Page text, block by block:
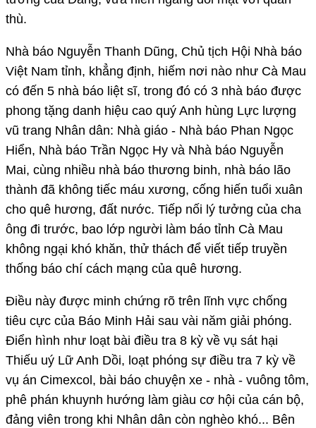
thù.
Nhà báo Nguyễn Thanh Dũng, Chủ tịch Hội Nhà báo
Việt Nam tỉnh, khẳng định, hiếm nơi nào như Cà Mau
có đến 5 nhà báo liệt sĩ, trong đó có 3 nhà báo được
phong tặng danh hiệu cao quý Anh hùng Lực lượng
vũ trang Nhân dân: Nhà giáo - Nhà báo Phan Ngọc
Hiển, Nhà báo Trần Ngọc Hy và Nhà báo Nguyễn
Mai, cùng nhiều nhà báo thương binh, nhà báo lão
thành đã không tiếc máu xương, cống hiến tuổi xuân
cho quê hương, đất nước. Tiếp nối lý tưởng của cha
ông đi trước, bao lớp người làm báo tỉnh Cà Mau
không ngại khó khăn, thử thách để viết tiếp truyền
thống báo chí cách mạng của quê hương.
Ðiều này được minh chứng rõ trên lĩnh vực chống
tiêu cực của Báo Minh Hải sau vài năm giải phóng.
Ðiển hình như loạt bài điều tra 8 kỳ về vụ sát hại
Thiếu uý Lữ Anh Dồi, loạt phóng sự điều tra 7 kỳ về
vụ án Cimexcol, bài báo chuyện xe - nhà - vuông tôm,
phê phán khuynh hướng làm giàu cơ hội của cán bộ,
đảng viên trong khi Nhân dân còn nghèo khó... Bên